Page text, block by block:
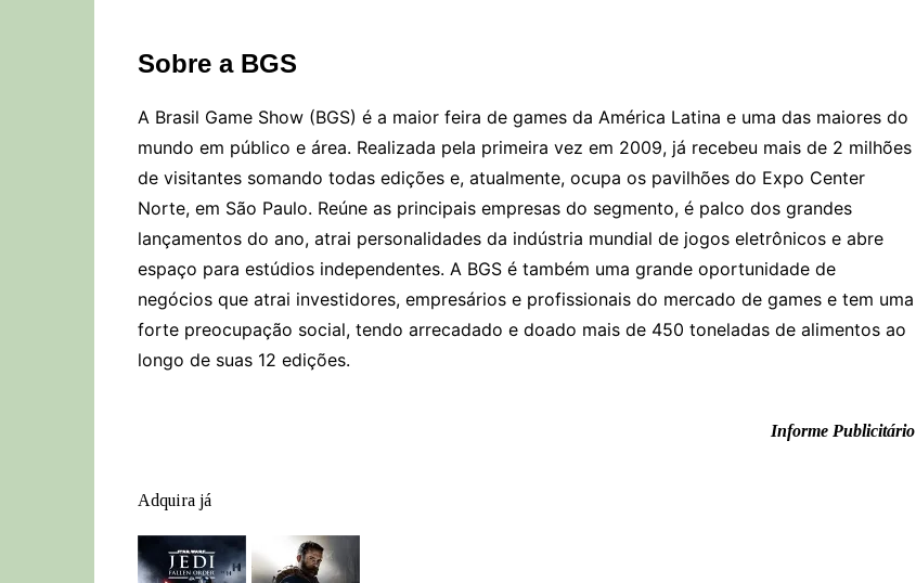
Sobre a BGS
A Brasil Game Show (BGS) é a maior feira de games da América Latina e uma das maiores do
mundo em público e área. Realizada pela primeira vez em 2009, já recebeu mais de 2 milhões
de visitantes somando todas edições e, atualmente, ocupa os pavilhões do Expo Center
Norte, em São Paulo. Reúne as principais empresas do segmento, é palco dos grandes
lançamentos do ano, atrai personalidades da indústria mundial de jogos eletrônicos e abre
espaço para estúdios independentes. A BGS é também uma grande oportunidade de
negócios que atrai investidores, empresários e profissionais do mercado de games e tem uma
forte preocupação social, tendo arrecadado e doado mais de 450 toneladas de alimentos ao
longo de suas 12 edições.
Informe Publicitário
Adquira já